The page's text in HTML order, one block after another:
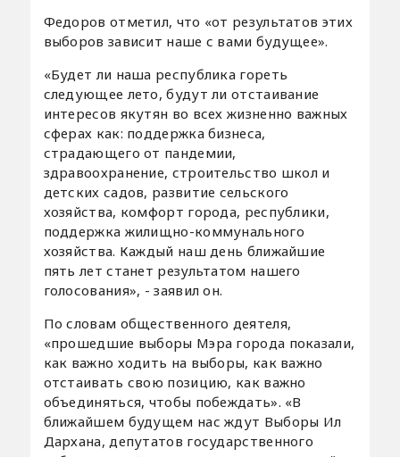
Федоров отметил, что «от результатов этих
выборов зависит наше с вами будущее».
«Будет ли наша республика гореть
следующее лето, будут ли отстаивание
интересов якутян во всех жизненно важных
сферах как: поддержка бизнеса,
страдающего от пандемии,
здравоохранение, строительство школ и
детских садов, развитие сельского
хозяйства, комфорт города, республики,
поддержка жилищно-коммунального
хозяйства. Каждый наш день ближайшие
пять лет станет результатом нашего
голосования», - заявил он.
По словам общественного деятеля,
«прошедшие выборы Мэра города показали,
как важно ходить на выборы, как важно
отстаивать свою позицию, как важно
объединяться, чтобы побеждать». «В
ближайшем будущем нас ждут Выборы Ил
Дархана, депутатов государственного